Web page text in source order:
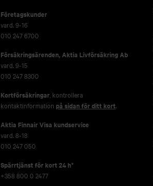
Företagskunder
vard. 9-16
010 247 6700
Försäkringsärenden,Aktia Livförsäkring Ab
vard. 9-15
010 247 8300
Kortförsäkringar, kontrollera
kontaktinformation på sidan för ditt kort.
Aktia Finnair Visa kundservice
vard. 8-18
010 247 050
Spärrtjänst för kort 24 h*
+358 800 0 2477